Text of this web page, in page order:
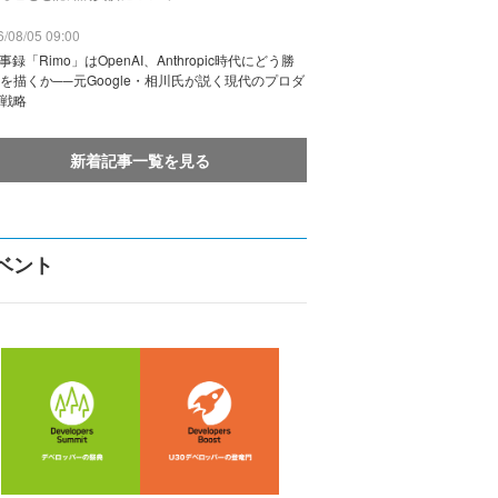
08/05 09:00
録「Rimo」はOpenAI、Anthropic時代にどう勝
描くか──元Google・相川氏が説く現代のプロダ
略
新着記事一覧を見る
ント